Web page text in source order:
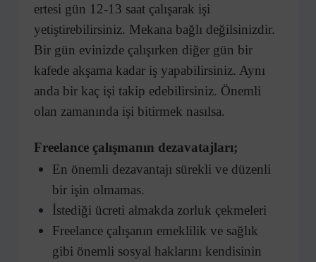
ertesi gün 12-13 saat çalışarak işi
yetiştirebilirsiniz. Mekana bağlı değilsinizdir.
Bir gün evinizde çalışırken diğer gün bir
kafede akşama kadar iş yapabilirsiniz. Aynı
anda bir kaç işi takip edebilirsiniz. Önemli
olan zamanında işi bitirmek nasılsa.
Freelance çalışmanın dezavatajları;
En önemli dezavantajı sürekli ve düzenli
bir işin olmamas.
İstediği ücreti almakda zorluk çekmeleri
Freelance çalışanın emeklilik ve sağlık
gibi önemli sosyal haklarını kendisinin